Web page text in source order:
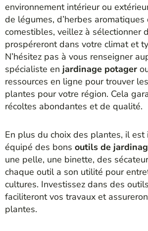
environnement intérieur ou
de légumes, d’herbes
comestibles, veillez à sélectionner
prospéreront dans votre climat et
N’hésitez pas à vous renseigner
spécialiste en jardinage potager
ressources en ligne pour trouver
plantes pour votre région. Cela
récoltes abondantes et de qualité.
En plus du choix des plantes, il est
équipé des bons outils de
une pelle, une binette, des
chaque outil a son utilité pour
cultures. Investissez dans des
faciliteront vos travaux et
plantes.